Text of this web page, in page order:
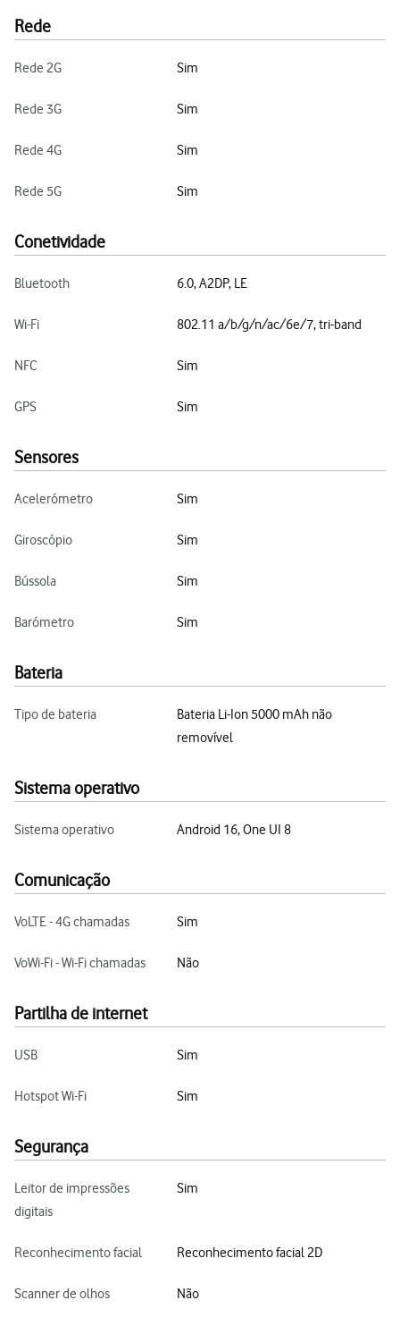
Rede
Rede 2G Sim
Rede 3G Sim
Rede 4G Sim
Rede 5G Sim
Conetividade
Bluetooth 6.0, A2DP, LE
Wi-Fi 802.11 a/b/g/n/ac/6e/7, tri-band
NFC Sim
GPS Sim
Sensores
Acelerómetro Sim
Giroscópio Sim
Bússola Sim
Barómetro Sim
Bateria
Tipo de bateria
Bateria Li-Ion 5000 mAh não
removível
Sistema operativo
Sistema operativo Android 16, One UI 8
Comunicação
VoLTE - 4G chamadas Sim
VoWi-Fi - Wi-Fi chamadas Não
Partilha de internet
USB Sim
Hotspot Wi-Fi Sim
Segurança
Leitor de impressões
digitais
Sim
Reconhecimento facial Reconhecimento facial 2D
Scanner de olhos Não